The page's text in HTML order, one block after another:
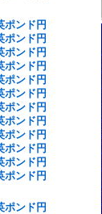
ポンド円
ポンド円
ポンド円
ポンド円
ポンド円
ポンド円
ポンド円
ポンド円
ポンド円
ポンド円
ポンド円
ポンド円
ポンド円